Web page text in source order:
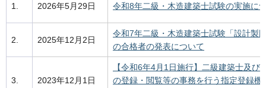
1. 2026年5月29日 令和8年二級・木造建築士試験の実施に
2. 2025年12月2日
令和7年二級・木造建築士試験「設計製
の合格者の発表について
3. 2023年12月1日
【令和6年4月1日施行】二級建築士及び
の登録・閲覧等の事務を行う指定登録機